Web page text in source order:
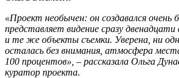
«Проект необычен: он создавался
представляет видение сразу
и те же объекты съемки. Уверена, ни
осталась без внимания, атмосфера
100 процентов», – рассказала Ольга
куратор проекта.